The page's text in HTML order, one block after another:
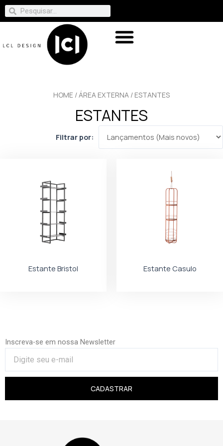
HOME /ÁREA EXTERNA / ESTANTES
ESTANTES
Filtrar por:
Estante Bristol Estante Casulo
Inscreva-se em nossa Newsletter
CADASTRAR